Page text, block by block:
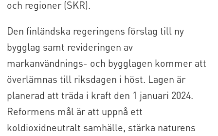
och regioner (SKR).
Den finländska regeringens förslag till ny
bygglag samt revideringen av
markanvändnings- och bygglagen kommer att
överlämnas till riksdagen i höst. Lagen är
planerad att träda i kraft den 1 januari 2024.
Reformens mål är att uppnå ett
koldioxidneutralt samhälle, stärka naturens